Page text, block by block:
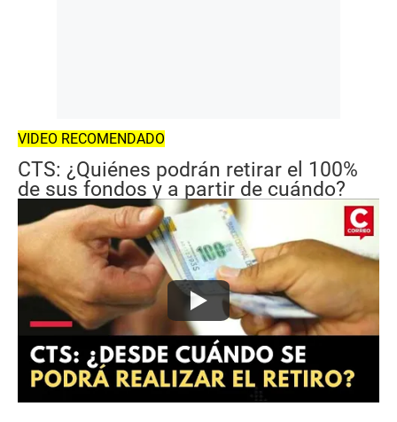
VIDEO RECOMENDADO
CTS: ¿Quiénes podrán retirar el 100%
de sus fondos y a partir de cuándo?